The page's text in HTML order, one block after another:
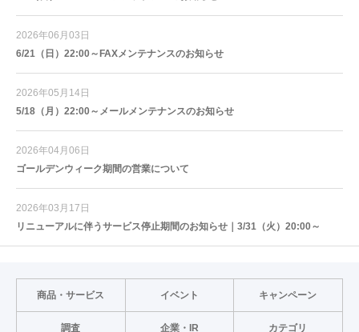
2026年06月03日
6/21（日）22:00～FAXメンテナンスのお知らせ
2026年05月14日
5/18（月）22:00～メールメンテナンスのお知らせ
2026年04月06日
ゴールデンウィーク期間の営業について
2026年03月17日
リニューアルに伴うサービス停止期間のお知らせ｜3/31（火）20:00～
商品・サービス イベント キャンペーン
調査 企業・IR カテゴリ